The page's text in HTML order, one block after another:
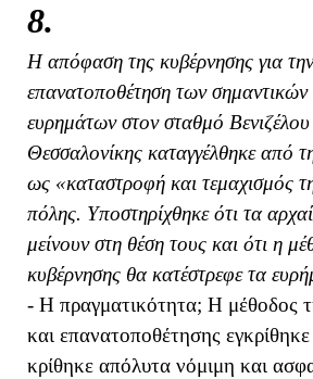
8.
Η απόφαση της κυβέρνησης για
επανατοποθέτηση των σημαντικών
ευρημάτων στον σταθμό
Θεσσαλονίκης καταγγέλθηκε από
ως «καταστροφή και τεμαχισμός
πόλης. Υποστηρίχθηκε ότι τα
μείνουν στη θέση τους και ότι η
κυβέρνησης θα κατέστρεφε τα
- Η πραγματικότητα; Η μέθοδος
και επανατοποθέτησης
κρίθηκε απόλυτα νόμιμη και